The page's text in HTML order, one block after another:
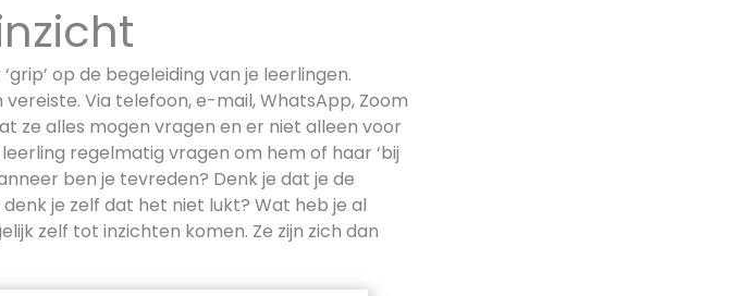
op de begeleiding van je leerlingen.
Via telefoon, e-mail, WhatsApp, Zoom
ze alles mogen vragen en er niet alleen voor
regelmatig vragen om hem of haar ‘bij
ben je tevreden? Denk je dat je de
je zelf dat het niet lukt? Wat heb je al
zelf tot inzichten komen. Ze zijn zich dan